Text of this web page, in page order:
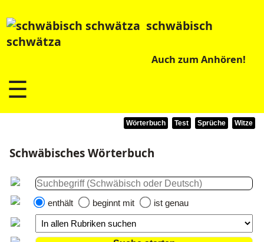
schwäbisch
schwätza
Auch zum Anhören!
☰
Wörterbuch Test Sprüche Witze
Schwäbisches Wörterbuch
enthält beginnt mit ist genau